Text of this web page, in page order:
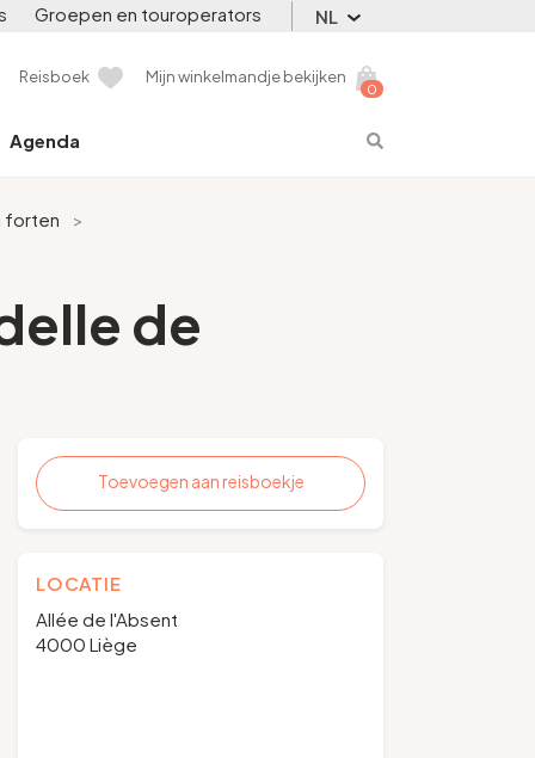
Groepen en touroperators NL
Reisboek
0
Mijn winkelmandje bekijken
Agenda
forten
>
de
Toevoegen aan reisboekje
LOCATIE
Allée de l'Absent
4000 Liège